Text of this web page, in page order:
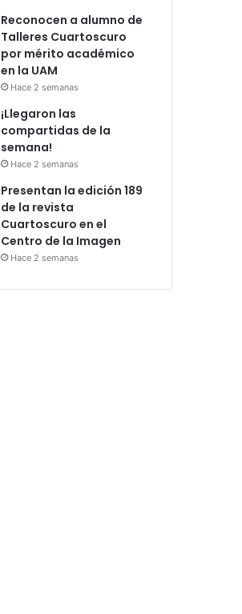
Reconocen a alumno de
Talleres Cuartoscuro
por mérito académico
en la UAM
Hace 2 semanas
¡Llegaron las
compartidas de la
semana!
Hace 2 semanas
Presentan la edición 189
de la revista
Cuartoscuro en el
Centro de la Imagen
Hace 2 semanas